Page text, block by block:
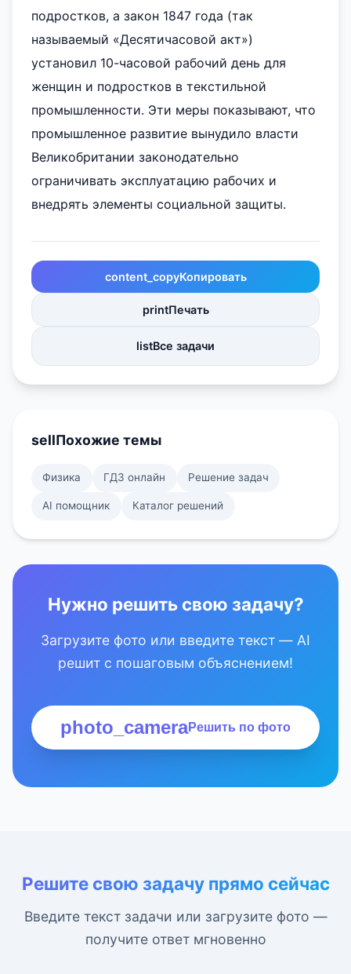
подростков, а закон 1847 года (так
называемый «Десятичасовой акт»)
установил 10-часовой рабочий день для
женщин и подростков в текстильной
промышленности. Эти меры показывают, что
промышленное развитие вынудило власти
Великобритании законодательно
ограничивать эксплуатацию рабочих и
внедрять элементы социальной защиты.
content_copyКопировать
printПечать
listВсе задачи
sellПохожие темы
Физика ГДЗ онлайн Решение задач
AI помощник Каталог решений
Нужно решить свою задачу?
Загрузите фото или введите текст — AI
решит с пошаговым объяснением!
photo_cameraРешить по фото
Решите свою задачу прямо сейчас
Введите текст задачи или загрузите фото —
получите ответ мгновенно